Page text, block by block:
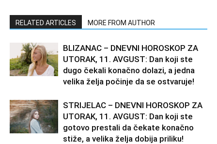
RELATED ARTICLES MORE FROM AUTHOR
BLIZANAC – DNEVNI HOROSKOP ZA
UTORAK, 11. AVGUST: Dan koji ste
dugo čekali konačno dolazi, a jedna
velika želja počinje da se ostvaruje!
STRIJELAC – DNEVNI HOROSKOP ZA
UTORAK, 11. AVGUST: Dan koji ste
gotovo prestali da čekate konačno
stiže, a velika želja dobija priliku!